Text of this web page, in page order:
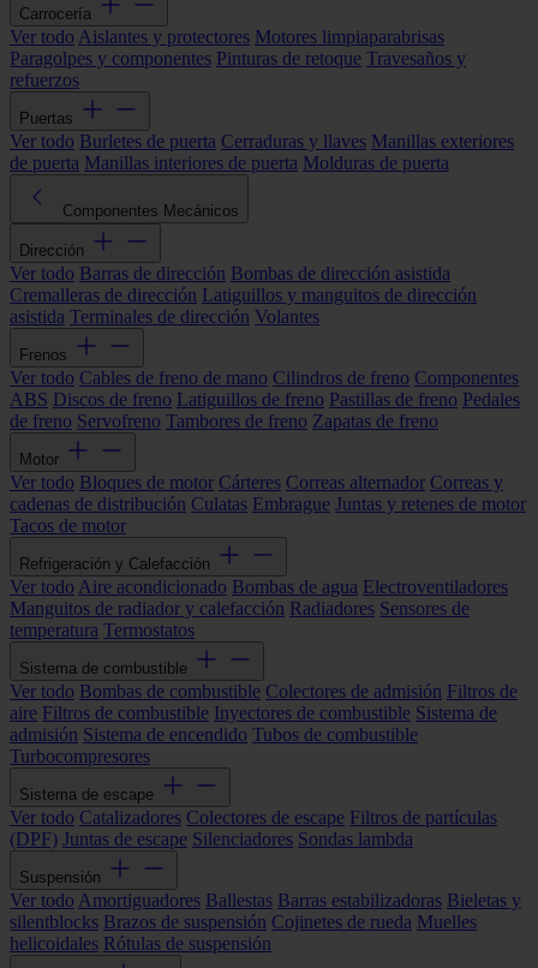
Carrocería
Ver todo Aislantes y protectores Motores limpiaparabrisas
Paragolpes y componentes Pinturas de retoque Travesaños y
refuerzos
Puertas
Ver todo Burletes de puerta Cerraduras y llaves Manillas exteriores
de puerta Manillas interiores de puerta Molduras de puerta
Componentes Mecánicos
Dirección
Ver todo Barras de dirección Bombas de dirección asistida
Cremalleras de dirección Latiguillos y manguitos de dirección
asistida Terminales de dirección Volantes
Frenos
Ver todo Cables de freno de mano Cilindros de freno Componentes
ABS Discos de freno Latiguillos de freno Pastillas de freno Pedales
de freno Servofreno Tambores de freno Zapatas de freno
Motor
Ver todo Bloques de motor Cárteres Correas alternador Correas y
cadenas de distribución Culatas Embrague Juntas y retenes de motor
Tacos de motor
Refrigeración y Calefacción
Ver todo Aire acondicionado Bombas de agua Electroventiladores
Manguitos de radiador y calefacción Radiadores Sensores de
temperatura Termostatos
Sistema de combustible
Ver todo Bombas de combustible Colectores de admisión Filtros de
aire Filtros de combustible Inyectores de combustible Sistema de
admisión Sistema de encendido Tubos de combustible
Turbocompresores
Sistema de escape
Ver todo Catalizadores Colectores de escape Filtros de partículas
(DPF) Juntas de escape Silenciadores Sondas lambda
Suspensión
Ver todo Amortiguadores Ballestas Barras estabilizadoras Bieletas y
silentblocks Brazos de suspensión Cojinetes de rueda Muelles
helicoidales Rótulas de suspensión